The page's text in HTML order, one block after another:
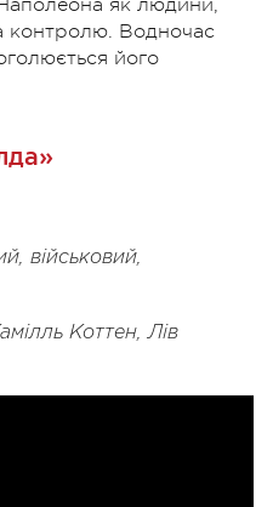
як людини,
контролю. Водночас
його
військовий,
Коттен, Лів